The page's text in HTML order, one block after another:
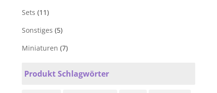
Sets (11)
Sonstiges (5)
Miniaturen (7)
Produkt Schlagwörter